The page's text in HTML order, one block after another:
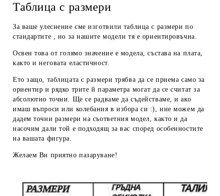
Таблица с размери
За ваше улеснение сме изготвили таблица с размери по
стандартите , но за нашите модели тя е ориентировъчна.
Освен това от голямо значение е модела, състава на плата,
както и неговата еластичност.
Ето защо, таблицата с размери трябва да се приема само за
ориентир и рядко трите й параметра могат да се считат за
абсолютно точни. Ще се радваме да съдействаме, и ако
имаш въпроси или колебания в избора си :), ние можем да
дадемточни размери на съответния модел, както и да
насочим дали той е подходящ за вас според особенностите
на вашата фигура.
Желаем Ви приятно пазаруване!